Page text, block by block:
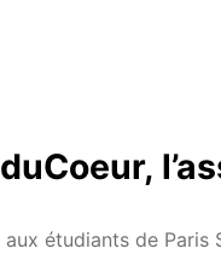
aux étudiants de